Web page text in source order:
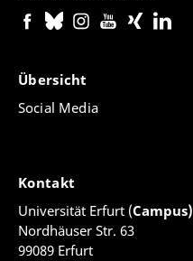
Übersicht
Social Media
Kontakt
Universität Erfurt (Campus)
Nordhäuser Str. 63
99089 Erfurt